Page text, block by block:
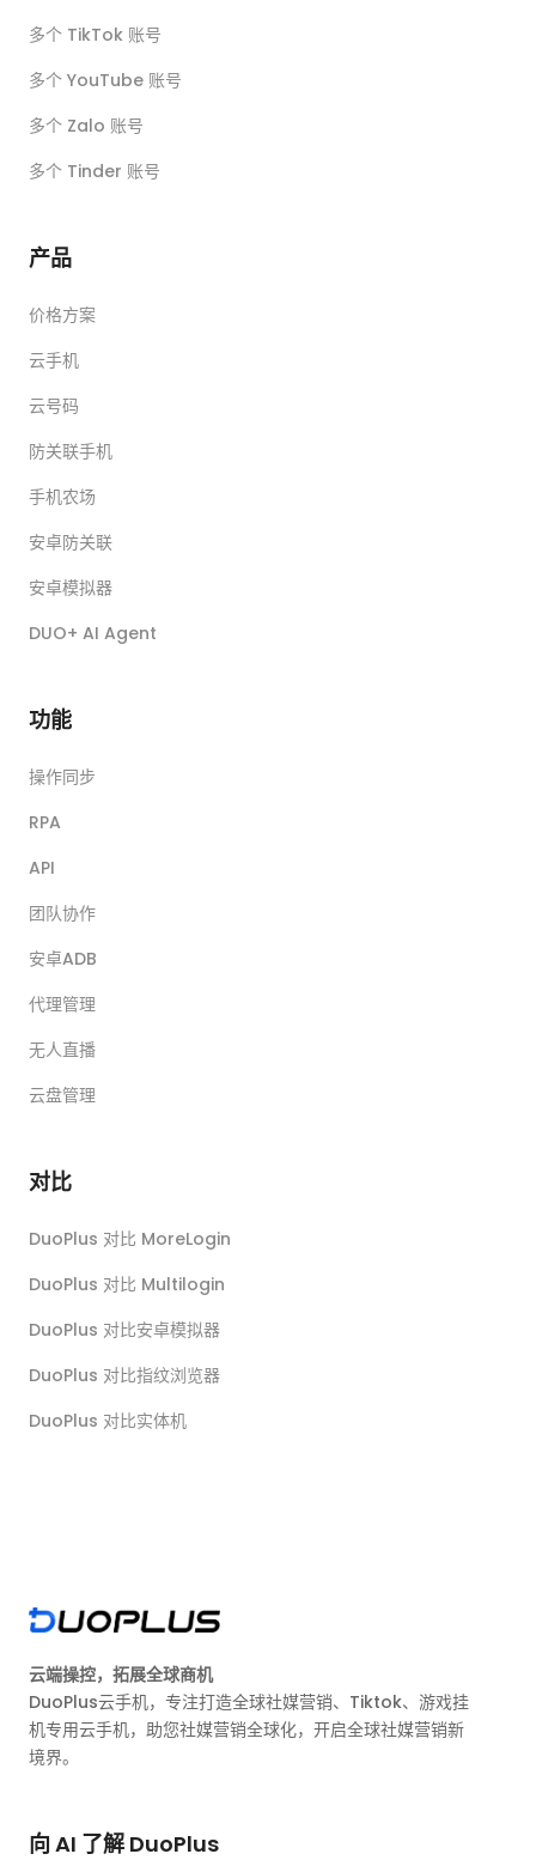
多个 TikTok 账号
多个 YouTube 账号
多个 Zalo 账号
多个 Tinder 账号
产品
价格方案
云手机
云号码
防关联手机
手机农场
安卓防关联
安卓模拟器
DUO+ AI Agent
功能
操作同步
RPA
API
团队协作
安卓ADB
代理管理
无人直播
云盘管理
对比
DuoPlus 对比 MoreLogin
DuoPlus 对比 Multilogin
DuoPlus 对比安卓模拟器
DuoPlus 对比指纹浏览器
DuoPlus 对比实体机
云端操控，拓展全球商机
DuoPlus云手机，专注打造全球社媒营销、Tiktok、游戏挂
机专用云手机，助您社媒营销全球化，开启全球社媒营销新
境界。
向 AI 了解 DuoPlus